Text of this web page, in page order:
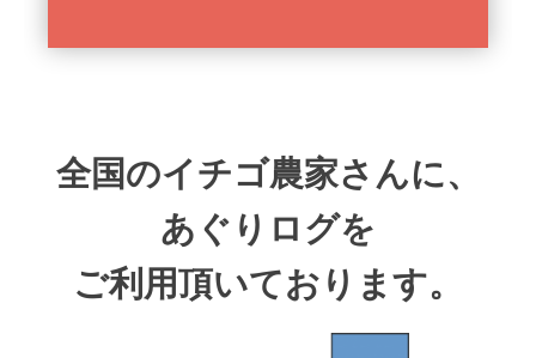
全国のイチゴ農家さんに、
あぐりログを
ご利用頂いております。